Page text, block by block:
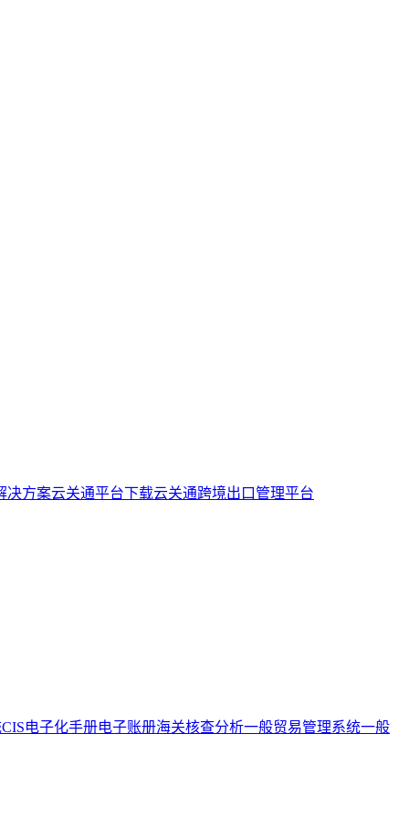
决方案云关通平台下载云关通跨境出口管理平台
CIS电子化手册电子账册海关核查分析一般贸易管理系统一般